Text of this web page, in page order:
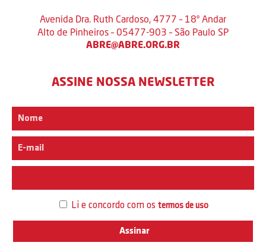
Avenida Dra. Ruth Cardoso, 4777 – 18º Andar
Alto de Pinheiros – 05477-903 – São Paulo SP
ABRE@ABRE.ORG.BR
ASSINE NOSSA NEWSLETTER
Li e concordo com os termos de uso